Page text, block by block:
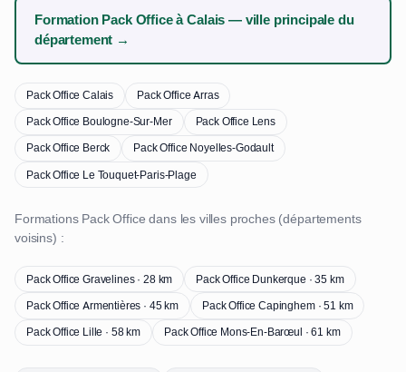
Formation Pack Office à Calais — ville principale du
département →
Pack Office Calais
Pack Office Arras
Pack Office Boulogne-Sur-Mer
Pack Office Lens
Pack Office Berck
Pack Office Noyelles-Godault
Pack Office Le Touquet-Paris-Plage
Formations Pack Office dans les villes proches (départements
voisins) :
Pack Office Gravelines · 28 km
Pack Office Dunkerque · 35 km
Pack Office Armentières · 45 km
Pack Office Capinghem · 51 km
Pack Office Lille · 58 km
Pack Office Mons-En-Barœul · 61 km